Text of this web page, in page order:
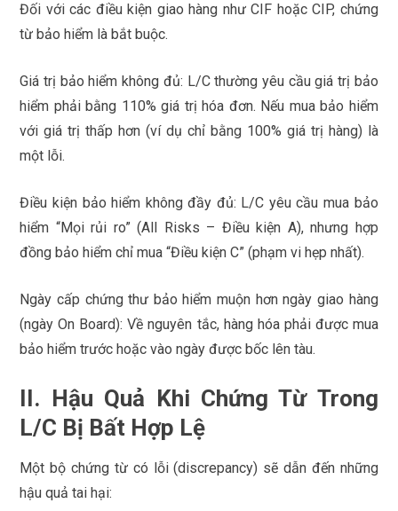
Đối với các điều kiện giao hàng như CIF hoặc CIP, chứng
từ bảo hiểm là bắt buộc.
Giá trị bảo hiểm không đủ: L/C thường yêu cầu giá trị bảo
hiểm phải bằng 110% giá trị hóa đơn. Nếu mua bảo hiểm
với giá trị thấp hơn (ví dụ chỉ bằng 100% giá trị hàng) là
một lỗi.
Điều kiện bảo hiểm không đầy đủ: L/C yêu cầu mua bảo
hiểm “Mọi rủi ro” (All Risks – Điều kiện A), nhưng hợp
đồng bảo hiểm chỉ mua “Điều kiện C” (phạm vi hẹp nhất).
Ngày cấp chứng thư bảo hiểm muộn hơn ngày giao hàng
(ngày On Board): Về nguyên tắc, hàng hóa phải được mua
bảo hiểm trước hoặc vào ngày được bốc lên tàu.
II. Hậu Quả Khi Chứng Từ Trong
L/C Bị Bất Hợp Lệ
Một bộ chứng từ có lỗi (discrepancy) sẽ dẫn đến những
hậu quả tai hại: